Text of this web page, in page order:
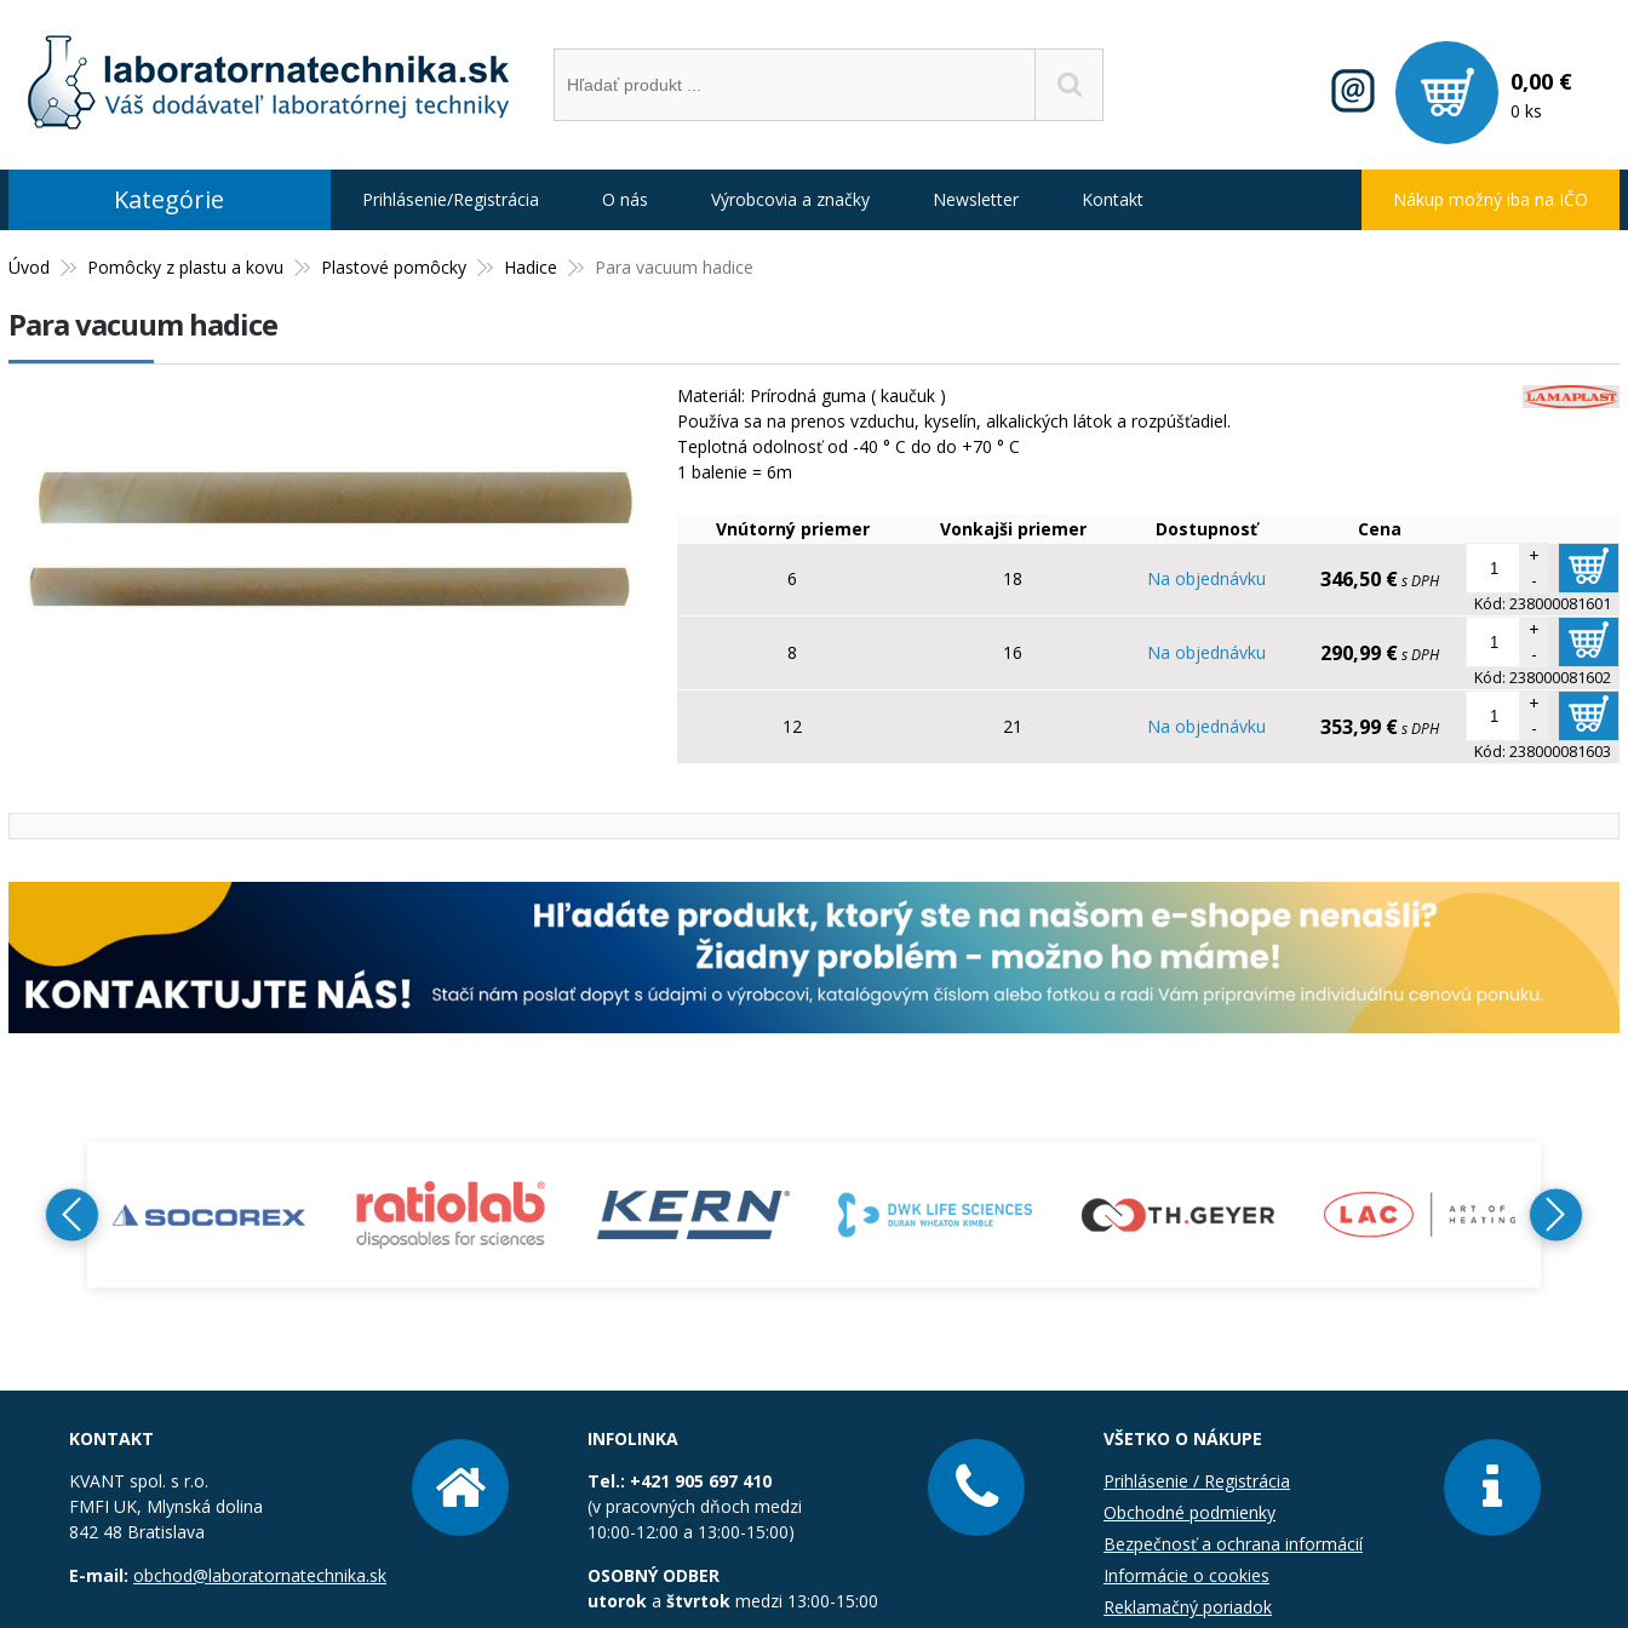
0,00 €
0 ks
Úvod Pomôcky z plastu a kovu Plastové pomôcky Hadice Para vacuum hadice
Para vacuum hadice
Materiál: Prírodná guma ( kaučuk )
Používa sa na prenos vzduchu, kyselín, alkalických látok a rozpúšťadiel.
Teplotná odolnosť od -40 ° C do do +70 ° C
1 balenie = 6m
Vnútorný priemer Vonkajši priemer Dostupnosť Cena
6 18 Na objednávku 346,50 € s DPH
+
-
Kód: 238000081601
8 16 Na objednávku 290,99 € s DPH
+
-
Kód: 238000081602
12 21 Na objednávku 353,99 € s DPH
+
-
Kód: 238000081603
Kategórie Prihlásenie/Registrácia O nás Výrobcovia a značky Newsletter Kontakt Nákup možný iba na IČO
KONTAKT
KVANT spol. s r.o.
FMFI UK, Mlynská dolina
842 48 Bratislava
E-mail: obchod@laboratornatechnika.sk
INFOLINKA
Tel.: +421 905 697 410
(v pracovných dňoch medzi
10:00-12:00 a 13:00-15:00)
OSOBNÝ ODBER
utorok a štvrtok medzi 13:00-15:00
VŠETKO O NÁKUPE
Prihlásenie / Registrácia
Obchodné podmienky
Bezpečnosť a ochrana informácií
Informácie o cookies
Reklamačný poriadok